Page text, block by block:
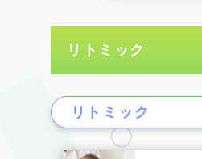
リトミック
リトミック